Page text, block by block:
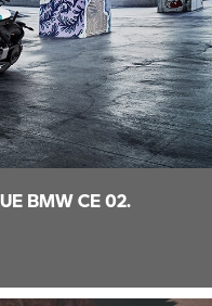
BMWCE 02.